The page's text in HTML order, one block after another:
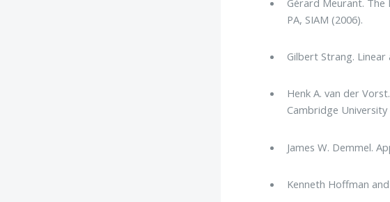
PA, SIAM (2006).
Gilbert Strang.
Henk A. van der
Cambridge
James W. Demmel.
Kenneth Hoffman